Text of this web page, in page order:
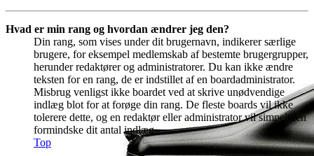
Hvad er min rang og hvordan ændrer jeg den?
Din rang, som vises under dit brugernavn, indikerer særlige
brugere, for eksempel medlemskab af bestemte brugergrupper,
herunder redaktører og administratorer. Du kan ikke ændre
teksten for en rang, de er indstillet af en boardadministrator.
Misbrug venligst ikke boardet ved at skrive unødvendige
indlæg blot for at forøge din rang. De fleste boards vil ikke
tolerere dette, og en redaktør eller administrator vil simpelthen
formindske dit antal indlæg.
Top